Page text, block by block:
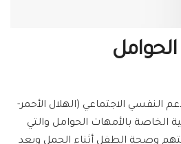
النفسي الاجتماعي (الهلال الأحمر-
الخاصة بالأمهات الحوامل والتي
وصحة الطفل أثناء الحمل وبعد